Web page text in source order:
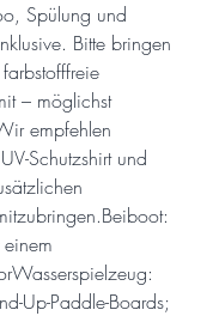
Spülung und
Bitte bringen
– möglichst
empfehlen
Schutzshirt und
einem
Up-Paddle-Boards;